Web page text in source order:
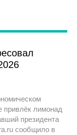
лимонад
президента
сообщило в